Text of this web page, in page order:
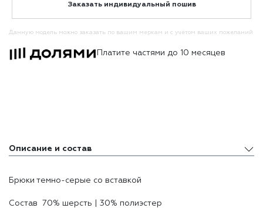
Заказать индивидуальный пошив
Данную модель можно заказать по вашим меркам и с учётом ваших пожеланий
Платите частями до 10 месяцев
Описание и состав
Доставка и оплата
Брюки темно-серые со вставкой
Состав 70% шерсть | 30% полиэстер